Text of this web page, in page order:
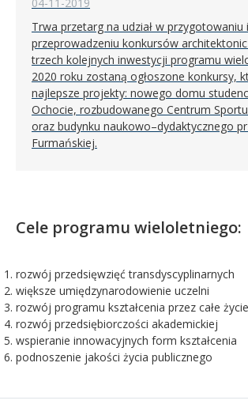
Trwa przetarg na udział w przygotowaniu i
przeprowadzeniu konkursów
trzech kolejnych inwestycji programu
2020 roku zostaną ogłoszone konkursy,
najlepsze projekty: nowego domu
Ochocie, rozbudowanego Centrum
oraz budynku naukowo–dydaktycznego
Furmańskiej.
Cele programu wieloletniego:
rozwój przedsięwzięć transdyscyplinarnych
większe umiędzynarodowienie uczelni
rozwój programu kształcenia przez całe życie
rozwój przedsiębiorczości akademickiej
wspieranie innowacyjnych form kształcenia
podnoszenie jakości życia publicznego